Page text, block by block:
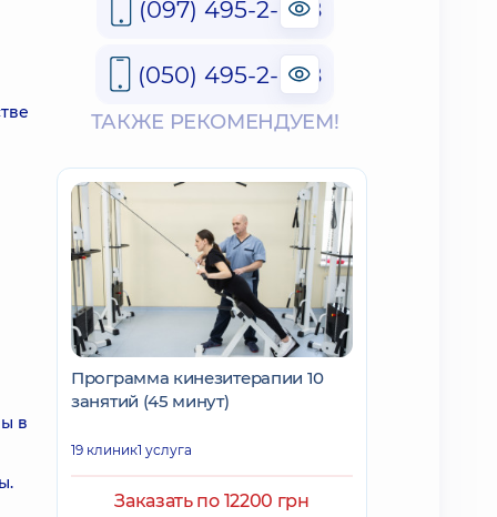
в
(097) 495-2-888
(050) 495-2-888
ТАКЖЕ РЕКОМЕНДУЕМ!
Программа кинезитерапии 10
занятий (45 минут)
19 клиник1 услуга
Заказать по 12200 грн